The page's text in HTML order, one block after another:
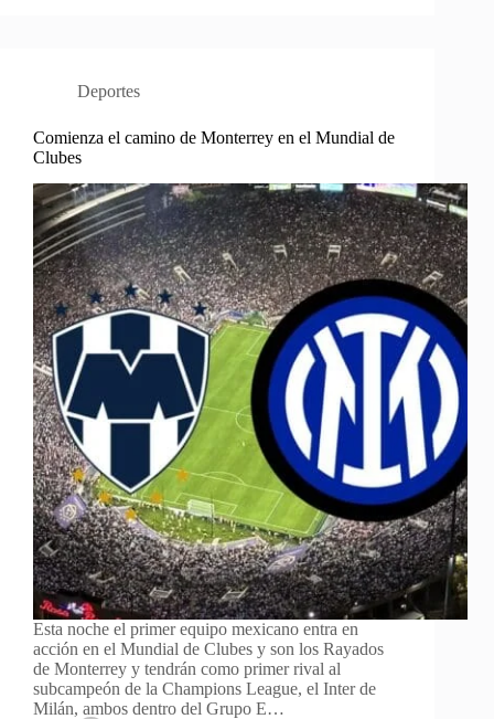
Deportes
Comienza el camino de Monterrey en el Mundial de
Clubes
Esta noche el primer equipo mexicano entra en
acción en el Mundial de Clubes y son los Rayados
de Monterrey y tendrán como primer rival al
subcampeón de la Champions League, el Inter de
Milán, ambos dentro del Grupo E…